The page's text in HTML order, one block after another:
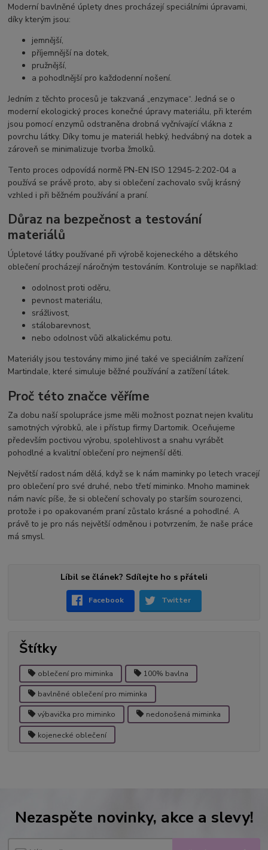
Moderní bavlněné úplety dnes procházejí speciálními úpravami,
díky kterým jsou:
jemnější,
příjemnější na dotek,
pružnější,
a pohodlnější pro každodenní nošení.
Jedním z těchto procesů je takzvaná „enzymace“. Jedná se o
moderní ekologický proces konečné úpravy materiálu, při kterém
jsou pomocí enzymů odstraněna drobná vyčnívající vlákna z
povrchu látky. Díky tomu je materiál hebký, hedvábný na dotek a
zároveň se minimalizuje tvorba žmolků.
Tento proces odpovídá normě PN-EN ISO 12945-2:202-04 a
používá se právě proto, aby si oblečení zachovalo svůj krásný
vzhled i při běžném používání a praní.
Důraz na bezpečnost a testování
materiálů
Úpletové látky používané při výrobě kojeneckého a dětského
oblečení procházejí náročným testováním. Kontroluje se například:
odolnost proti oděru,
pevnost materiálu,
srážlivost,
stálobarevnost,
nebo odolnost vůči alkalickému potu.
Materiály jsou testovány mimo jiné také ve speciálním zařízení
Martindale, které simuluje běžné používání a zatížení látek.
Proč této značce věříme
Za dobu naší spolupráce jsme měli možnost poznat nejen kvalitu
samotných výrobků, ale i přístup firmy Dartomik. Oceňujeme
především poctivou výrobu, spolehlivost a snahu vyrábět
pohodlné a kvalitní oblečení pro nejmenší děti.
Největší radost nám dělá, když se k nám maminky po letech vracejí
pro oblečení pro své druhé, nebo třetí miminko. Mnoho maminek
nám navíc píše, že si oblečení schovaly po starším sourozenci,
protože i po opakovaném praní zůstalo krásné a pohodlné. A
právě to je pro nás největší odměnou i potvrzením, že naše práce
má smysl.
Líbil se článek? Sdílejte ho s přáteli
Facebook Twitter
Štítky
oblečení pro miminka 100% bavlna
bavlněné oblečení pro miminka
výbavička pro miminko nedonošená miminka
kojenecké oblečení
Nezaspěte novinky, akce a slevy!